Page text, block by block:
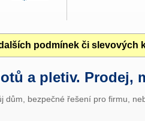
podmínek či slevových
a pletiv. Prodej,
bezpečné řešení pro firmu,